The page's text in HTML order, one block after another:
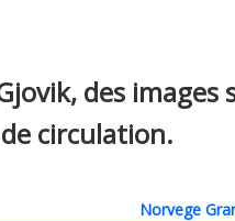
des
circulation.
Norvege